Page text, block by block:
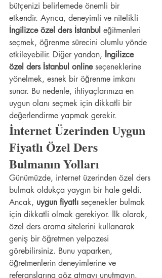
bütçenizi belirlemede önemli bir
etkendir. Ayrıca, deneyimli ve nitelikli
İngilizce özel ders İstanbul eğitmenleri
seçmek, öğrenme sürecini olumlu yönde
etkileyebilir. Diğer yandan, İngilizce
özel ders İstanbul online seçeneklerine
yönelmek, esnek bir öğrenme imkanı
sunar. Bu nedenle, ihtiyaçlarınıza en
uygun olanı seçmek için dikkatli bir
değerlendirme yapmak gerekir.
İnternet Üzerinden Uygun
Fiyatlı Özel Ders
Bulmanın Yolları
Günümüzde, internet üzerinden özel ders
bulmak oldukça yaygın bir hale geldi.
Ancak, uygun fiyatlı seçenekler bulmak
için dikkatli olmak gerekiyor. İlk olarak,
özel ders arama sitelerini kullanarak
geniş bir öğretmen yelpazesi
görebilirsiniz. Bunu yaparken,
öğretmenlerin deneyimlerine ve
referanslarına göz atmayı unutmayın.